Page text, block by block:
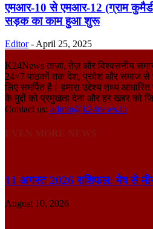
एमआर-10 से एमआर-12 (ग्राम
सड़क का काम हुआ शुरू
Editor -April 25, 2025
K24News ताज़ा, तेज़ और विश्वसनीय
24×7 पाठकों तक देश, प्रदेश और समाज से
लिए समर्पित है। हमारा उद्देश्य तथ्य
के मुद्दों को प्रमुखता देना और हर खबर को
Contact us: admin@k24news.in
11 अगस्त 2026 राशिफल: मेष से
August 10, 2026